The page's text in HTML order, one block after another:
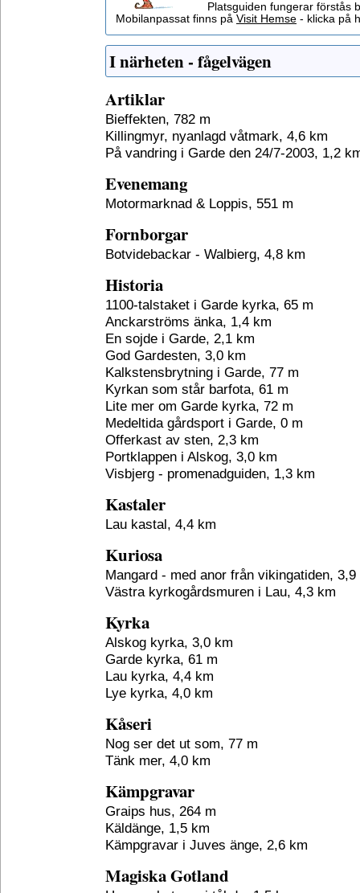
Platsguiden fungerar förstås
Mobilanpassat finns på Visit Hemse - klicka på
I närheten - fågelvägen
Artiklar
Bieffekten, 782 m
Killingmyr, nyanlagd våtmark, 4,6 km
På vandring i Garde den 24/7-2003, 1,2
Evenemang
Motormarknad & Loppis, 551 m
Fornborgar
Botvidebackar - Walbierg, 4,8 km
Historia
1100-talstaket i Garde kyrka, 65 m
Anckarströms änka, 1,4 km
En sojde i Garde, 2,1 km
God Gardesten, 3,0 km
Kalkstensbrytning i Garde, 77 m
Kyrkan som står barfota, 61 m
Lite mer om Garde kyrka, 72 m
Medeltida gårdsport i Garde, 0 m
Offerkast av sten, 2,3 km
Portklappen i Alskog, 3,0 km
Visbjerg - promenadguiden, 1,3 km
Kastaler
Lau kastal, 4,4 km
Kuriosa
Mangard - med anor från vikingatiden, 3,9
Västra kyrkogårdsmuren i Lau, 4,3 km
Kyrka
Alskog kyrka, 3,0 km
Garde kyrka, 61 m
Lau kyrka, 4,4 km
Lye kyrka, 4,0 km
Kåseri
Nog ser det ut som, 77 m
Tänk mer, 4,0 km
Kämpgravar
Graips hus, 264 m
Käldänge, 1,5 km
Kämpgravar i Juves änge, 2,6 km
Magiska Gotland